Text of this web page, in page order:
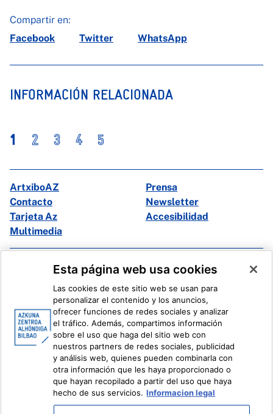
Compartir en:
Facebook
Twitter WhatsApp
INFORMACIÓN RELACIONADA
1 2 3 4 5
ArtxiboAZ
Prensa
Contacto
Newsletter
Tarjeta Az
Accesibilidad
Multimedia
Facebook
X
Ivoox
Información legal Sistema Interno de Información
Esta página web usa cookies
Las cookies de este sitio web se usan para
personalizar el contenido y los anuncios,
ofrecer funciones de redes sociales y analizar
el tráfico. Además, compartimos información
sobre el uso que haga del sitio web con
nuestros partners de redes sociales, publicidad
y análisis web, quienes pueden combinarla con
otra información que les haya proporcionado o
que hayan recopilado a partir del uso que haya
hecho de sus servicios. Informacion legal